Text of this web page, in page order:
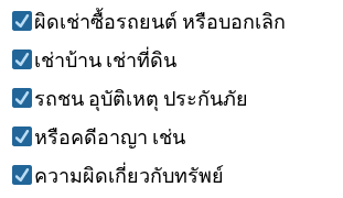
ผิดเช่าซื้อรถยนต์ หรือบอกเลิก
เช่าบ้าน เช่าที่ดิน
รถชน อุบัติเหตุ ประกันภัย
หรือคดีอาญา เช่น
ความผิดเกี่ยวกับทรัพย์